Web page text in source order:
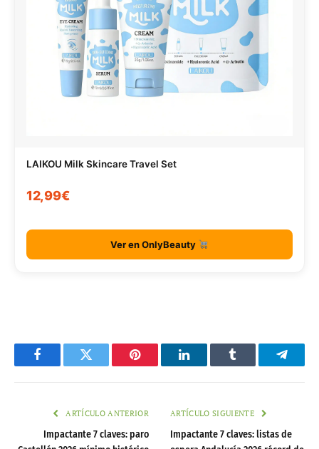
LAIKOU Milk Skincare Travel Set
12,99€
Ver en OnlyBeauty
FacebookTwitter Pinterest LinkedInTumblr
ARTÍCULO ANTERIOR
Impactante 7 claves: paro
ARTÍCULO SIGUIENTE
Impactante 7 claves: listas de